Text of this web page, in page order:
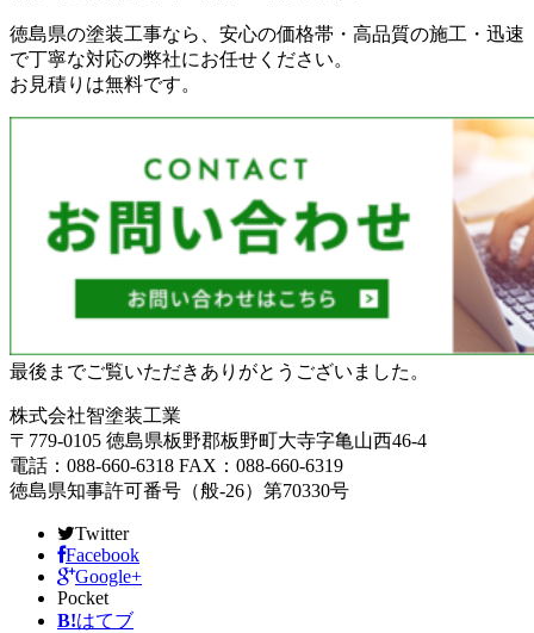
徳島県の塗装工事なら、安心の価格帯・高品質の施工・迅速
で丁寧な対応の弊社にお任せください。
お見積りは無料です。
最後までご覧いただきありがとうございました。
株式会社智塗装工業
〒779-0105 徳島県板野郡板野町大寺字亀山西46-4
電話：088-660-6318 FAX：088-660-6319
徳島県知事許可番号（般-26）第70330号
Twitter
Facebook
Google+
Pocket
B!はてブ